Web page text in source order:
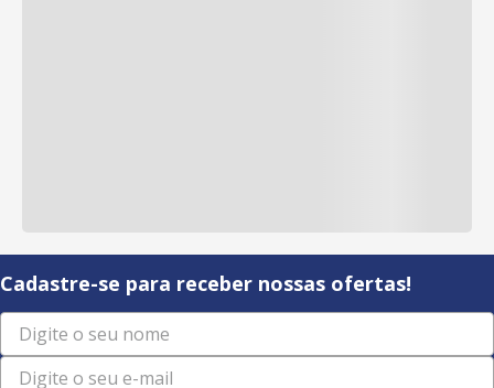
Cadastre-se para receber nossas ofertas!